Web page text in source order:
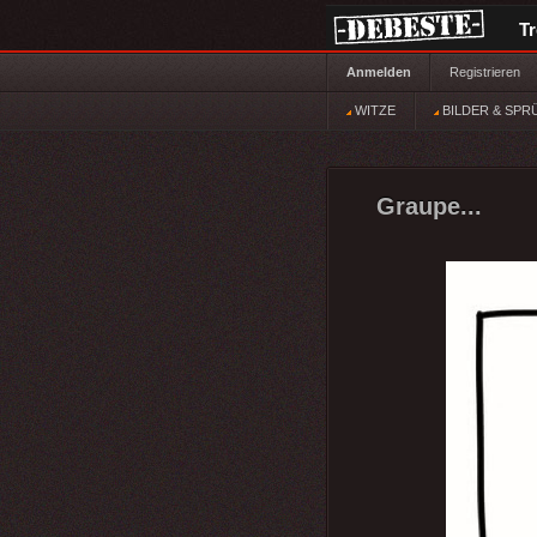
Anmelden Registrieren
WITZE BILDER &
Graupe...